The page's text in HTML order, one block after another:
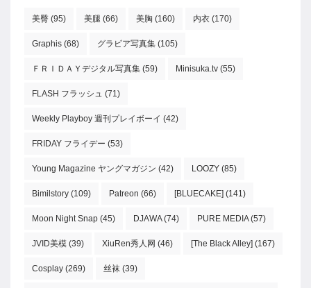
美臀 (95) 美腿 (66) 美胸 (160) 内衣 (170)
Graphis (68) グラビア写真集 (105)
ＦＲＩＤＡＹデジタル写真集 (59) Minisuka.tv (55)
FLASH フラッシュ (71)
Weekly Playboy 週刊プレイボーイ (42)
FRIDAY フライデー (53)
Young Magazine ヤングマガジン (42) LOOZY (85)
Bimilstory (109) Patreon (66) [BLUECAKE] (141)
Moon Night Snap (45) DJAWA(74) PURE MEDIA(57)
JVID美模 (39) XiuRen秀人网 (46) [The Black Alley] (167)
Cosplay (269) 丝袜 (39)